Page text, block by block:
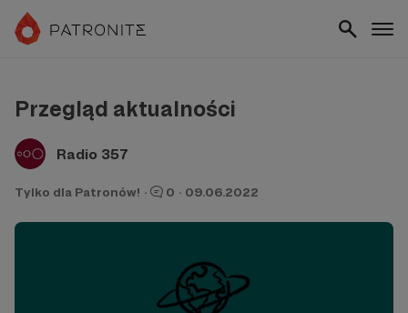
Przegląd aktualności
Radio 357
Tylko dla Patronów! · 0 · 09.06.2022